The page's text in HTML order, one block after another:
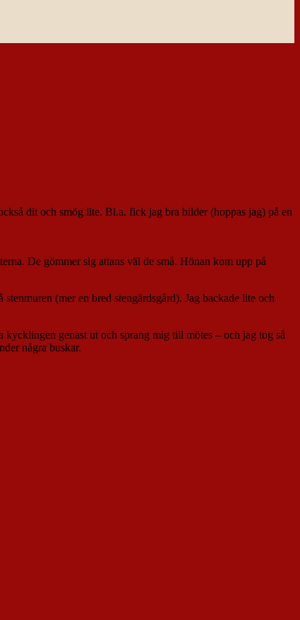
dit och smög lite. Bl.a. fick jag bra bilder (hoppas jag) på en
De gömmer sig attans väl de små. Hönan kom upp på
(mer en bred stengärdsgård). Jag backade lite och
genast ut och sprang mig till mötes – och jag tog så
några buskar.